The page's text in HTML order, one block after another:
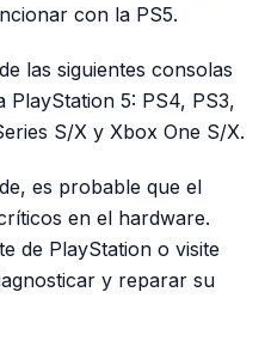
con la PS5.
las siguientes consolas
PlayStation 5: PS4, PS3,
S/X y Xbox One S/X.
es probable que el
en el hardware.
de PlayStation o visite
y reparar su